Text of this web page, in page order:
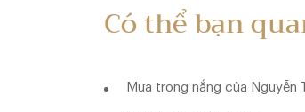
Có thể bạn
Mưa trong nắng của Nguyễn